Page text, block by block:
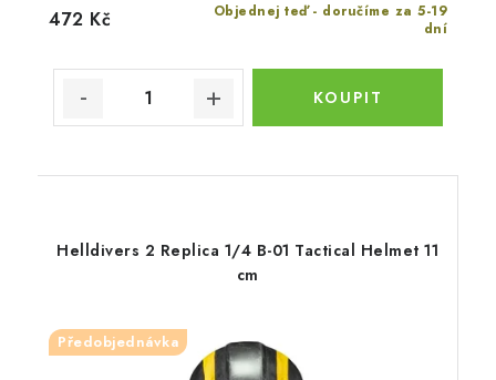
Objednej teď - doručíme za 5-19
dní
472 Kč
Helldivers 2 Replica 1/4 B-01 Tactical Helmet 11
cm
Předobjednávka